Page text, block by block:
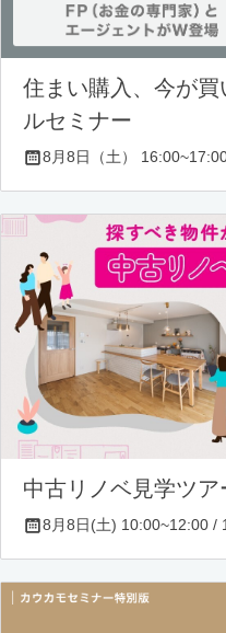
住まい購入、今が
ルセミナー
8月8日（土）
中古リノベ見学ツア
8月8日(土) 10:00~12:00 /